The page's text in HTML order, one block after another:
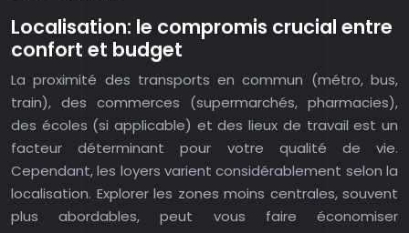
Localisation: le compromis crucial entre
confort et budget
La proximité des transports en commun (métro, bus,
train), des commerces (supermarchés, pharmacies),
des écoles (si applicable) et des lieux de travail est un
facteur déterminant pour votre qualité de vie.
Cependant, les loyers varient considérablement selon la
localisation. Explorer les zones moins centrales, souvent
plus abordables, peut vous faire économiser